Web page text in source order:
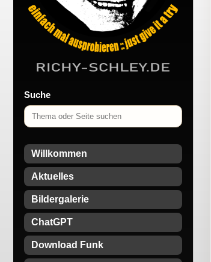
Suche
Willkommen
Aktuelles
Bildergalerie
ChatGPT
Download Funk